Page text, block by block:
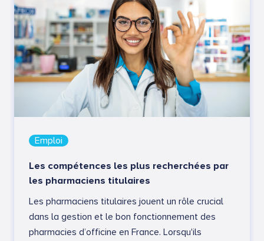
Emploi
Les compétences les plus recherchées par
les pharmaciens titulaires
Les pharmaciens titulaires jouent un rôle crucial
dans la gestion et le bon fonctionnement des
pharmacies d’officine en France. Lorsqu'ils